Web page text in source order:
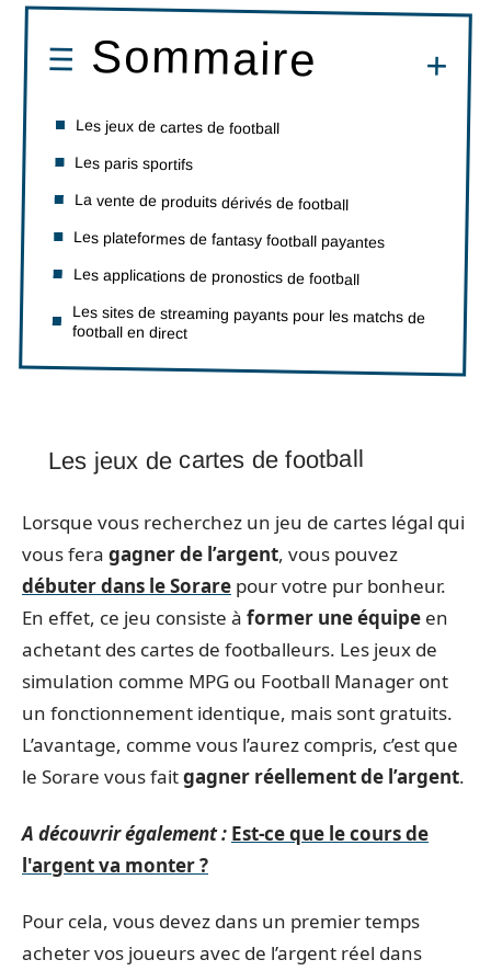
Sommaire
Les jeux de cartes de football
Les paris sportifs
La vente de produits dérivés de football
Les plateformes de fantasy football payantes
Les applications de pronostics de football
Les sites de streaming payants pour les matchs de
football en direct
Les jeux de cartes de football
Lorsque vous recherchez un jeu de cartes légal qui
vous fera gagner de l’argent, vous pouvez
débuter dans le Sorare pour votre pur bonheur.
En effet, ce jeu consiste à former une équipe en
achetant des cartes de footballeurs. Les jeux de
simulation comme MPG ou Football Manager ont
un fonctionnement identique, mais sont gratuits.
L’avantage, comme vous l’aurez compris, c’est que
le Sorare vous faitgagner réellement de l’argent.
A découvrir également : Est-ce que le cours de
l'argent va monter ?
Pour cela, vous devez dans un premier temps
acheter vos joueurs avec de l’argent réel dans